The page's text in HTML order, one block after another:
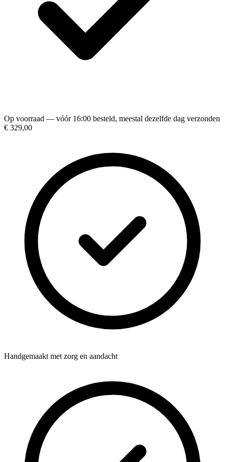
Op voorraad — vóór 16:00 besteld, meestal dezelfde dag verzonden
€ 329,00
Handgemaakt met zorg en aandacht